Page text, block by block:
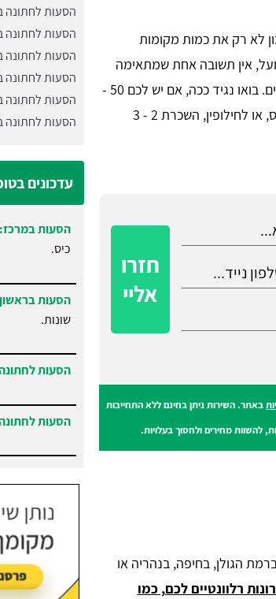
לא רק את כמות מקומות
אין תשובה אחת שמתאימה
לכל הלקוחות, כי הסעה משרתת מוסעים עם צרכים אחרים. בואו נגיד ככה, אם יש לכם 50 -
60 נוסעים, ההתלבטות צריכה להסתיים בהשכרת אוטובוס, או לחילופין, השכרת 2 - 3
חזרו
אליי
באתר. השירות ניתן בחינם ללא התחייבות
להשוות מחירים ולחסוך בעלויות.
הגולן, בחיפה, בנהריה או
רלוונטיים לכם, כמו
הסעות לחתונה
הסעות לחתונה
הסעות לחתונה
הסעות לחתונה
הסעות לחתונה
הסעות לחתונה
עדכונים
הסעות
כיס.
הסעות
שונות.
הסעות
הסעות